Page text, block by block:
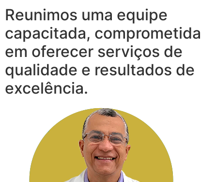
Reunimos uma equipe
capacitada, comprometida
em oferecer serviços de
qualidade e resultados de
excelência.